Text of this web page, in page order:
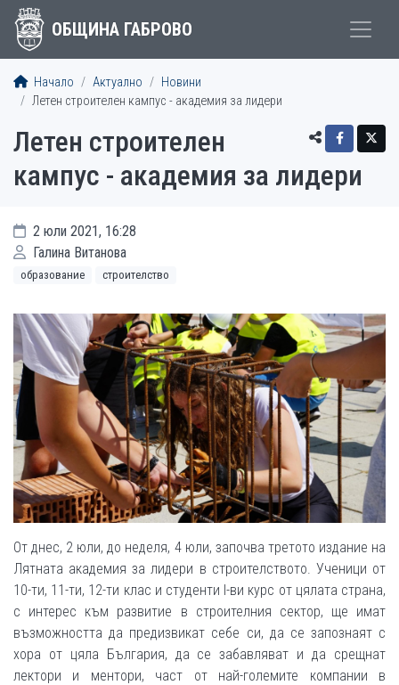
ОБЩИНА ГАБРОВО
Начало Актуално
Новини
Летен строителен кампус - академия за лидери
Летен строителен
кампус - академия за лидери
2 юли 2021, 16:28
Галина Витанова
образование строителство
От днес, 2 юли, до неделя, 4 юли, започва третото издание на
Лятната академия за лидери в строителството. Ученици от
10-ти, 11-ти, 12-ти клас и студенти I-ви курс от цялата страна,
с интерес към развитие в строителния сектор, ще имат
възможността да предизвикат себе си, да се запознаят с
хора от цяла България, да се забавляват и да срещнат
лектори и ментори, част от най-големите компании в